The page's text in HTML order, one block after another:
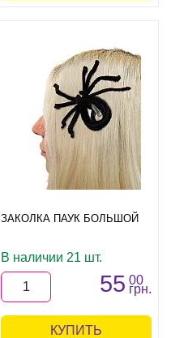
ЗАКОЛКА ПАУК БОЛЬШОЙ
В наличии 21 шт.
55 00
грн.
КУПИТЬ